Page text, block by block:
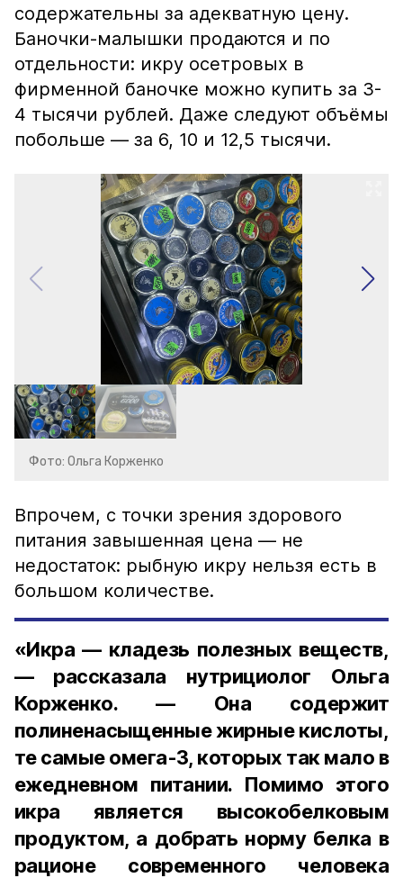
содержательны за адекватную цену.
Баночки-малышки продаются и по
отдельности: икру осетровых в
фирменной баночке можно купить за 3-
4 тысячи рублей. Даже следуют объёмы
побольше — за 6, 10 и 12,5 тысячи.
Фото: Ольга Корженко
Впрочем, с точки зрения здорового
питания завышенная цена — не
недостаток: рыбную икру нельзя есть в
большом количестве.
«Икра — кладезь полезных веществ,
— рассказала нутрициолог Ольга
Корженко. — Она содержит
полиненасыщенные жирные кислоты,
те самые омега-3, которых так мало в
ежедневном питании. Помимо этого
икра является высокобелковым
продуктом, а добрать норму белка в
рационе современного человека